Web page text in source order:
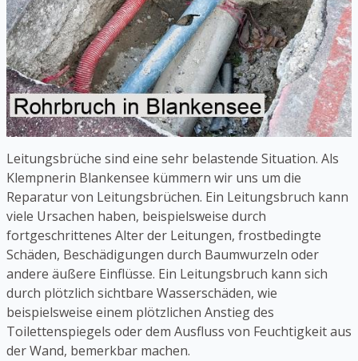
Leitungsbrüche sind eine sehr belastende Situation. Als
Klempnerin Blankensee kümmern wir uns um die
Reparatur von Leitungsbrüchen. Ein Leitungsbruch kann
viele Ursachen haben, beispielsweise durch
fortgeschrittenes Alter der Leitungen, frostbedingte
Schäden, Beschädigungen durch Baumwurzeln oder
andere äußere Einflüsse. Ein Leitungsbruch kann sich
durch plötzlich sichtbare Wasserschäden, wie
beispielsweise einem plötzlichen Anstieg des
Toilettenspiegels oder dem Ausfluss von Feuchtigkeit aus
der Wand, bemerkbar machen.